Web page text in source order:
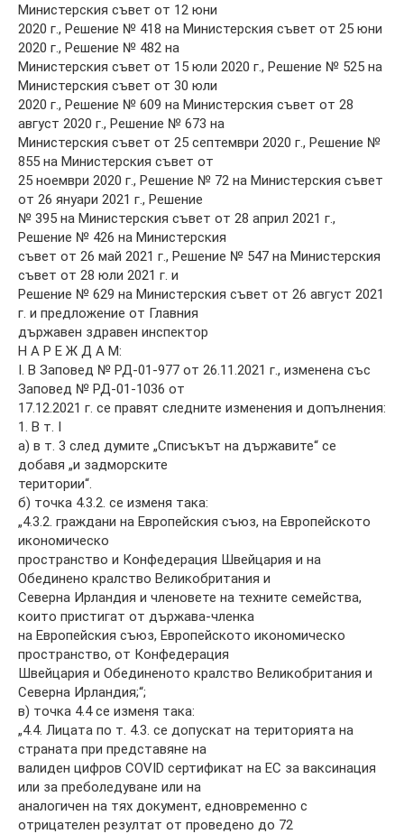
Министерския съвет от 12 юни
2020 г., Решение № 418 на Министерския съвет от 25 юни
2020 г., Решение № 482 на
Министерския съвет от 15 юли 2020 г., Решение № 525 на
Министерския съвет от 30 юли
2020 г., Решение № 609 на Министерския съвет от 28
август 2020 г., Решение № 673 на
Министерския съвет от 25 септември 2020 г., Решение №
855 на Министерския съвет от
25 ноември 2020 г., Решение № 72 на Министерския съвет
от 26 януари 2021 г., Решение
№ 395 на Министерския съвет от 28 април 2021 г.,
Решение № 426 на Министерския
съвет от 26 май 2021 г., Решение № 547 на Министерския
съвет от 28 юли 2021 г. и
Решение № 629 на Министерския съвет от 26 август 2021
г. и предложение от Главния
държавен здравен инспектор
Н А Р Е Ж Д А М:
I. В Заповед № РД-01-977 от 26.11.2021 г., изменена със
Заповед № РД-01-1036 от
17.12.2021 г. се правят следните изменения и допълнения:
1. В т. I
а) в т. 3 след думите „Списъкът на държавите“ се
добавя „и задморските
територии“.
б) точка 4.3.2. се изменя така:
„4.3.2. граждани на Европейския съюз, на Европейското
икономическо
пространство и Конфедерация Швейцария и на
Обединено кралство Великобритания и
Северна Ирландия и членовете на техните семейства,
които пристигат от държава-членка
на Европейския съюз, Европейското икономическо
пространство, от Конфедерация
Швейцария и Обединеното кралство Великобритания и
Северна Ирландия;“;
в) точка 4.4 се изменя така:
„4.4. Лицата по т. 4.3. се допускат на територията на
страната при представяне на
валиден цифров COVID сертификат на ЕС за ваксинация
или за преболедуване или на
аналогичен на тях документ, едновременно с
отрицателен резултат от проведено до 72